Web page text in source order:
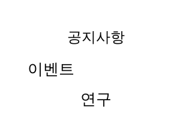
공지사항
이벤트
연구